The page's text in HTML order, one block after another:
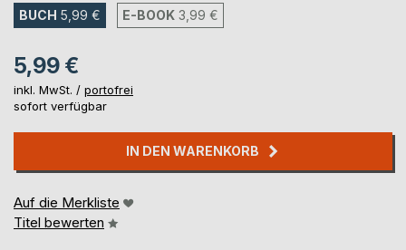
BUCH 5,99 € E-BOOK 3,99 €
5,99 €
inkl. MwSt. / portofrei
sofort verfügbar
IN DEN WARENKORB
Auf die Merkliste
Titel bewerten